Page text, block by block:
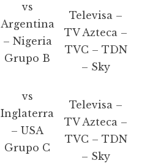
vs
Argentina
– Nigeria
Grupo B
Televisa –
TV Azteca –
TVC – TDN
– Sky
vs
Inglaterra
– USA
Grupo C
Televisa –
TV Azteca –
TVC – TDN
– Sky